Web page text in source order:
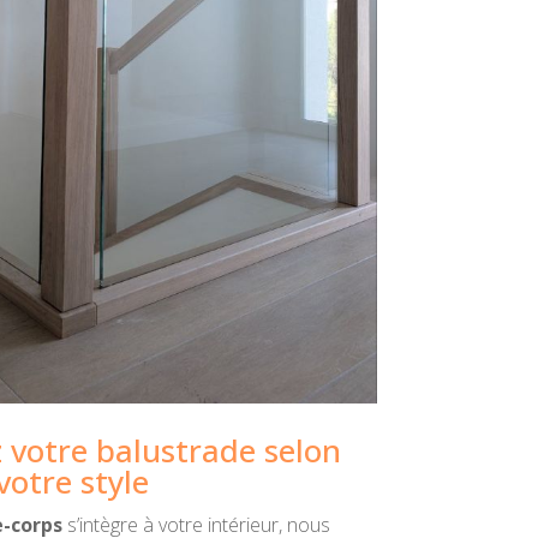
votre balustrade selon
style
corps s’intègre à votre intérieur, nous